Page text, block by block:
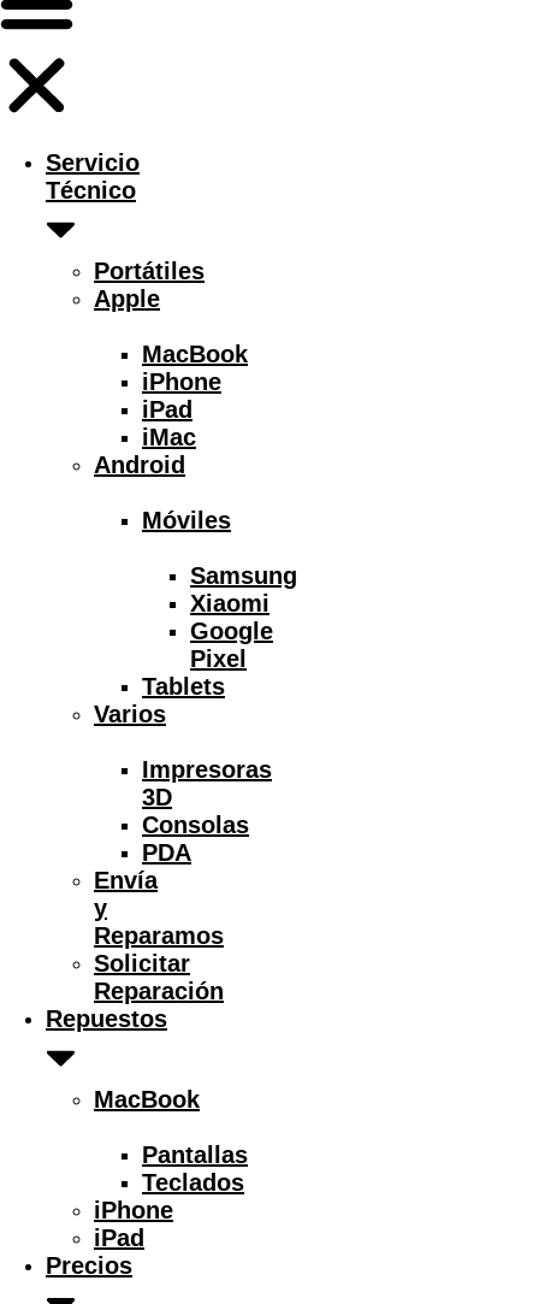
Servicio
Técnico
Portátiles
Apple
MacBook
iPhone
iPad
iMac
Android
Móviles
Samsung
Xiaomi
Google
Pixel
Tablets
Varios
Impresoras
3D
Consolas
PDA
Envía
y
Reparamos
Solicitar
Reparación
Repuestos
MacBook
Pantallas
Teclados
iPhone
iPad
Precios